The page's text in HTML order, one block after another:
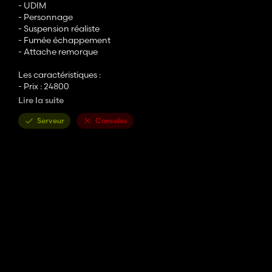
- UDIM
- Personnage
- Suspension réaliste
- Fumée échappement
- Attache remorque
Les caractéristiques :
- Prix : 24800
- Puissance : 171
3D ACHETER PAR : JESSY35
MODELISATEUR : HUM3D
Lire la suite
Serveur Consoles